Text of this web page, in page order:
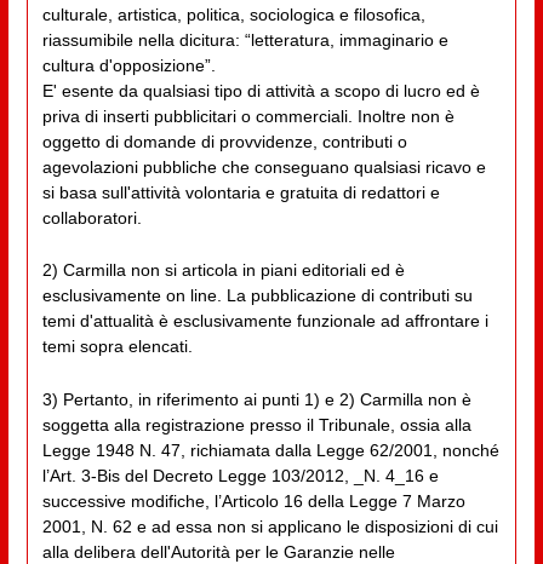
culturale, artistica, politica, sociologica e filosofica,
riassumibile nella dicitura: “letteratura, immaginario e
cultura d'opposizione”.
E' esente da qualsiasi tipo di attività a scopo di lucro ed è
priva di inserti pubblicitari o commerciali. Inoltre non è
oggetto di domande di provvidenze, contributi o
agevolazioni pubbliche che conseguano qualsiasi ricavo e
si basa sull'attività volontaria e gratuita di redattori e
collaboratori.
2) Carmilla non si articola in piani editoriali ed è
esclusivamente on line. La pubblicazione di contributi su
temi d'attualità è esclusivamente funzionale ad affrontare i
temi sopra elencati.
3) Pertanto, in riferimento ai punti 1) e 2) Carmilla non è
soggetta alla registrazione presso il Tribunale, ossia alla
Legge 1948 N. 47, richiamata dalla Legge 62/2001, nonché
l’Art. 3-Bis del Decreto Legge 103/2012, _N. 4_16 e
successive modifiche, l’Articolo 16 della Legge 7 Marzo
2001, N. 62 e ad essa non si applicano le disposizioni di cui
alla delibera dell'Autorità per le Garanzie nelle